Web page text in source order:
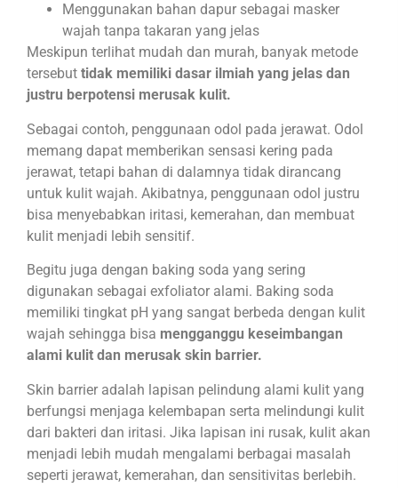
Menggunakan bahan dapur sebagai masker
wajah tanpa takaran yang jelas
Meskipun terlihat mudah dan murah, banyak metode
tersebut tidak memiliki dasar ilmiah yang jelas dan
justru berpotensi merusak kulit.
Sebagai contoh, penggunaan odol pada jerawat. Odol
memang dapat memberikan sensasi kering pada
jerawat, tetapi bahan di dalamnya tidak dirancang
untuk kulit wajah. Akibatnya, penggunaan odol justru
bisa menyebabkan iritasi, kemerahan, dan membuat
kulit menjadi lebih sensitif.
Begitu juga dengan baking soda yang sering
digunakan sebagai exfoliator alami. Baking soda
memiliki tingkat pH yang sangat berbeda dengan kulit
wajah sehingga bisa mengganggu keseimbangan
alami kulit dan merusak skin barrier.
Skin barrier adalah lapisan pelindung alami kulit yang
berfungsi menjaga kelembapan serta melindungi kulit
dari bakteri dan iritasi. Jika lapisan ini rusak, kulit akan
menjadi lebih mudah mengalami berbagai masalah
seperti jerawat, kemerahan, dan sensitivitas berlebih.